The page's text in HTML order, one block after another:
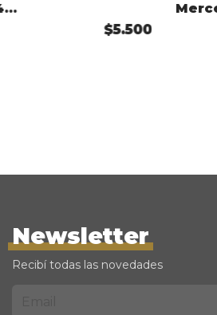
$5.500
Newsletter
Recibí todas las novedades